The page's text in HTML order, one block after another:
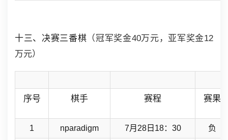
十三、决赛三番棋 （冠军奖金40万元，亚军奖金12
万元）
序号 棋手 赛程 赛果
1 nparadigm 7月28日18：30 负